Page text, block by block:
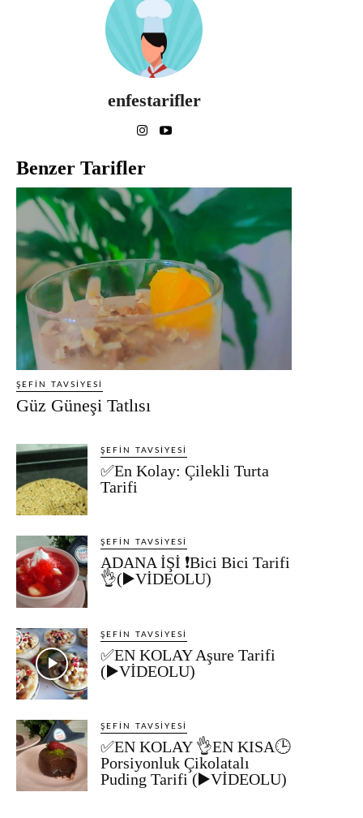
enfestarifler
Benzer Tarifler
ŞEFIN TAVSIYESI
Güz Güneşi Tatlısı
ŞEFIN TAVSIYESI
✅En Kolay: Çilekli Turta
Tarifi
ŞEFIN TAVSIYESI
ADANA İŞİ ❗Bici Bici Tarifi
👌(▶️VİDEOLU)
ŞEFIN TAVSIYESI
✅EN KOLAY Aşure Tarifi
(▶️VİDEOLU)
ŞEFIN TAVSIYESI
✅EN KOLAY 👌EN KISA🕒
Porsiyonluk Çikolatalı
Puding Tarifi (▶️VİDEOLU)